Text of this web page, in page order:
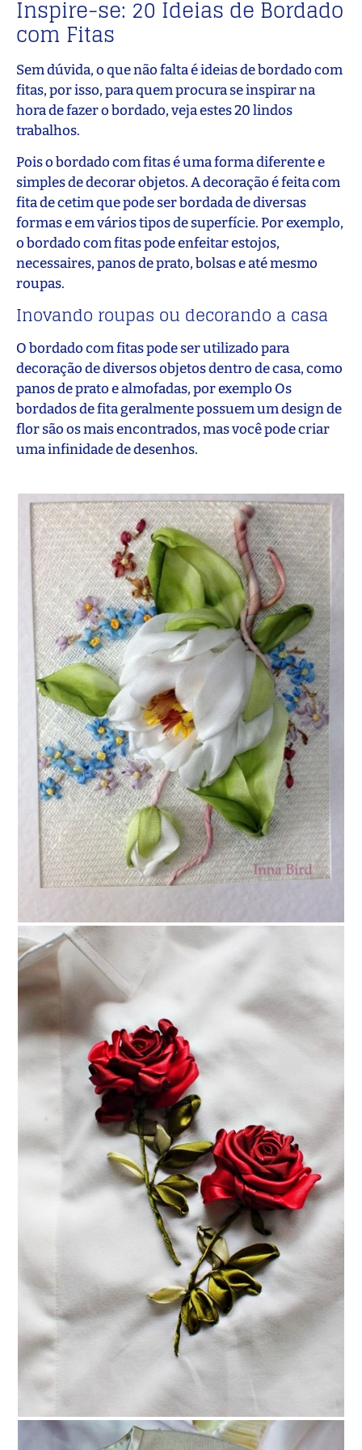
Inspire-se: 20 Ideias de Bordado
com Fitas
Sem dúvida, o que não falta é ideias de bordado com
fitas, por isso, para quem procura se inspirar na
hora de fazer o bordado, veja estes 20 lindos
trabalhos.
Pois o bordado com fitas é uma forma diferente e
simples de decorar objetos. A decoração é feita com
fita de cetim que pode ser bordada de diversas
formas e em vários tipos de superfície. Por exemplo,
o bordado com fitas pode enfeitar estojos,
necessaires, panos de prato, bolsas e até mesmo
roupas.
Inovando roupas ou decorando a casa
O bordado com fitas pode ser utilizado para
decoração de diversos objetos dentro de casa, como
panos de prato e almofadas, por exemplo Os
bordados de fita geralmente possuem um design de
flor são os mais encontrados, mas você pode criar
uma infinidade de desenhos.